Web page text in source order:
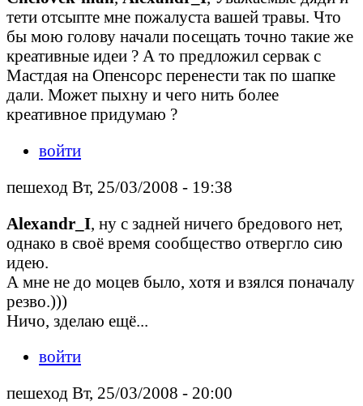
тети отсыпте мне пожалуста вашей травы. Что
бы мою голову начали посещать точно такие же
креативные идеи ? А то предложил сервак с
Мастдая на Опенсорс перенести так по шапке
дали. Может пыхну и чего нить более
креативное придумаю ?
войти
пешеход Вт, 25/03/2008 - 19:38
Alexandr_I , ну с задней ничего бредового нет,
однако в своё время сообщество отвергло сию
идею.
А мне не до моцев было, хотя и взялся поначалу
резво.)))
Ничо, зделаю ещё...
войти
пешеход Вт, 25/03/2008 - 20:00